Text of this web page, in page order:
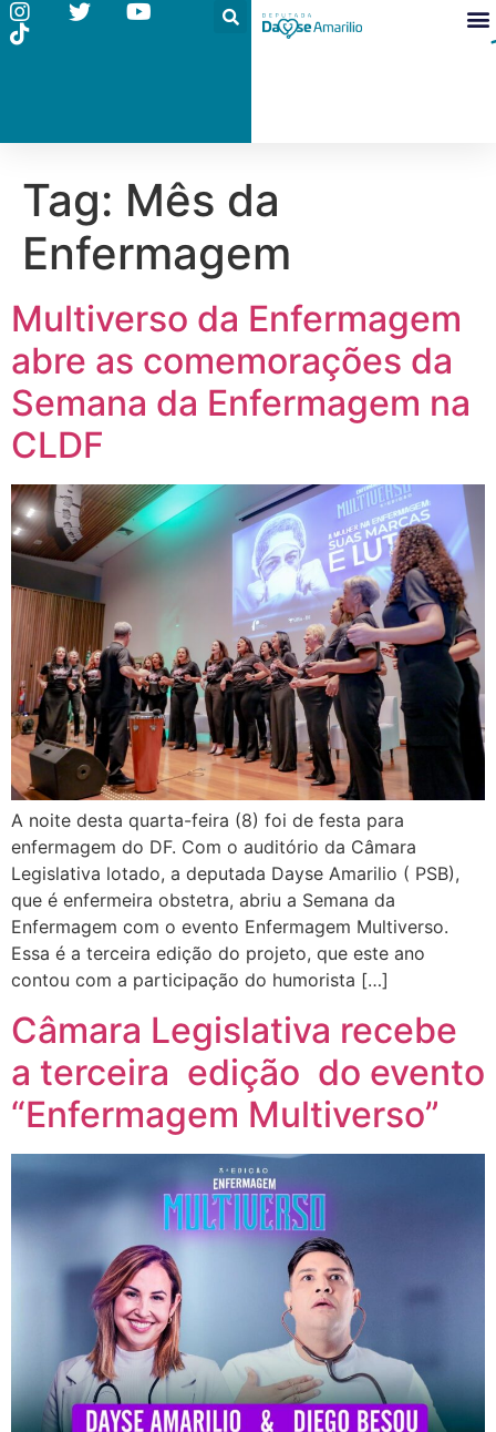
Tag: Mês da
Enfermagem
Multiverso da Enfermagem
abre as comemorações da
Semana da Enfermagem na
CLDF
A noite desta quarta-feira (8) foi de festa para
enfermagem do DF. Com o auditório da Câmara
Legislativa lotado, a deputada Dayse Amarilio ( PSB),
que é enfermeira obstetra, abriu a Semana da
Enfermagem com o evento Enfermagem Multiverso.
Essa é a terceira edição do projeto, que este ano
contou com a participação do humorista […]
Câmara Legislativa recebe
a terceira edição do evento
“Enfermagem Multiverso”